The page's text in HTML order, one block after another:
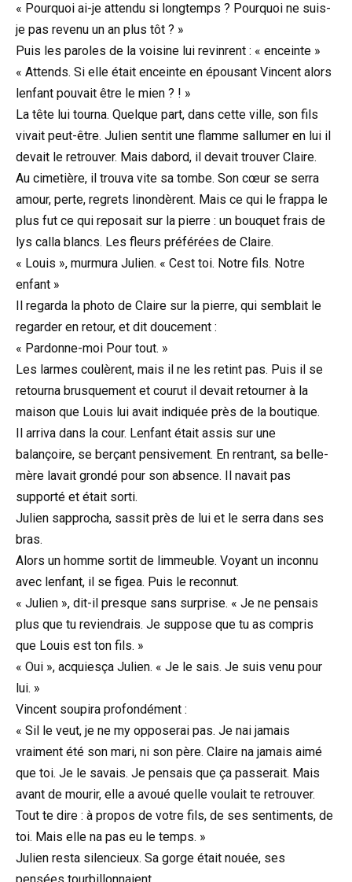
« Pourquoi ai-je attendu si longtemps ? Pourquoi ne suis-
je pas revenu un an plus tôt ? »
Puis les paroles de la voisine lui revinrent : « enceinte »
« Attends. Si elle était enceinte en épousant Vincent alors
lenfant pouvait être le mien ? ! »
La tête lui tourna. Quelque part, dans cette ville, son fils
vivait peut-être. Julien sentit une flamme sallumer en lui il
devait le retrouver. Mais dabord, il devait trouver Claire.
Au cimetière, il trouva vite sa tombe. Son cœur se serra
amour, perte, regrets linondèrent. Mais ce qui le frappa le
plus fut ce qui reposait sur la pierre : un bouquet frais de
lys calla blancs. Les fleurs préférées de Claire.
« Louis », murmura Julien. « Cest toi. Notre fils. Notre
enfant »
Il regarda la photo de Claire sur la pierre, qui semblait le
regarder en retour, et dit doucement :
« Pardonne-moi Pour tout. »
Les larmes coulèrent, mais il ne les retint pas. Puis il se
retourna brusquement et courut il devait retourner à la
maison que Louis lui avait indiquée près de la boutique.
Il arriva dans la cour. Lenfant était assis sur une
balançoire, se berçant pensivement. En rentrant, sa belle-
mère lavait grondé pour son absence. Il navait pas
supporté et était sorti.
Julien sapprocha, sassit près de lui et le serra dans ses
bras.
Alors un homme sortit de limmeuble. Voyant un inconnu
avec lenfant, il se figea. Puis le reconnut.
« Julien », dit-il presque sans surprise. « Je ne pensais
plus que tu reviendrais. Je suppose que tu as compris
que Louis est ton fils. »
« Oui », acquiesça Julien. « Je le sais. Je suis venu pour
lui. »
Vincent soupira profondément :
« Sil le veut, je ne my opposerai pas. Je nai jamais
vraiment été son mari, ni son père. Claire na jamais aimé
que toi. Je le savais. Je pensais que ça passerait. Mais
avant de mourir, elle a avoué quelle voulait te retrouver.
Tout te dire : à propos de votre fils, de ses sentiments, de
toi. Mais elle na pas eu le temps. »
Julien resta silencieux. Sa gorge était nouée, ses